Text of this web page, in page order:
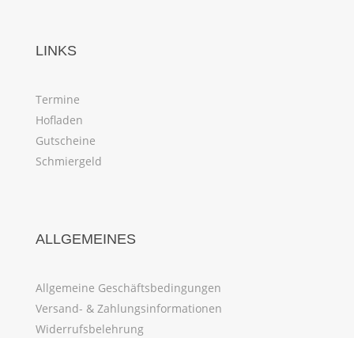
LINKS
Termine
Hofladen
Gutscheine
Schmiergeld
ALLGEMEINES
Allgemeine Geschäftsbedingungen
Versand- & Zahlungsinformationen
Widerrufsbelehrung